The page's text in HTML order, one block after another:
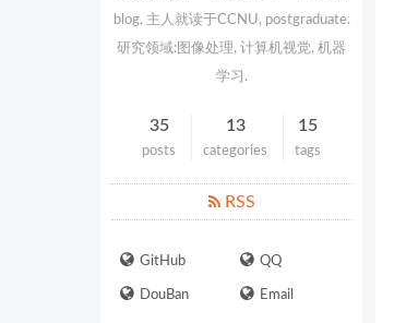
blog. 主人就读于CCNU, postgraduate.
研究领域:图像处理, 计算机视觉, 机器
学习.
35
posts
13
categories
15
tags
RSS
GitHub QQ
DouBan Email